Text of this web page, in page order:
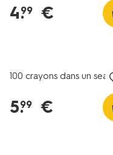
4.
99 €
100 crayons dans un seau
5.
99 €